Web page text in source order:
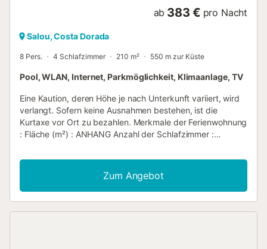
ab 383 € pro Nacht
Salou, Costa Dorada
8 Pers. 4 Schlafzimmer 210 m² 550 m zur Küste
Pool, WLAN, Internet, Parkmöglichkeit, Klimaanlage, TV
Eine Kaution, deren Höhe je nach Unterkunft variiert, wird
verlangt. Sofern keine Ausnahmen bestehen, ist die
Kurtaxe vor Ort zu bezahlen. Merkmale der Ferienwohnung
: Fläche (m²) : ANHANG Anzahl der Schlafzimmer :
Waschmaschine Mikrowelle Gemeinschaftspool Fernseher
Haustiere erlaubt Backofen Spülmaschine Internet Zugang
Parkplatz WLAN Kühlschrank Bügelbrett und Bügeleisen
Anzahl der Badezimmer : 1...
Zum Angebot